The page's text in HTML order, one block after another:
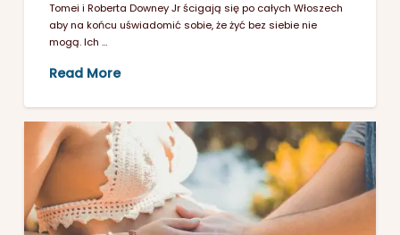
Tomei i Roberta Downey Jr ścigają się po całych Włoszech
aby na końcu uświadomić sobie, że żyć bez siebie nie
mogą. Ich …
Read More